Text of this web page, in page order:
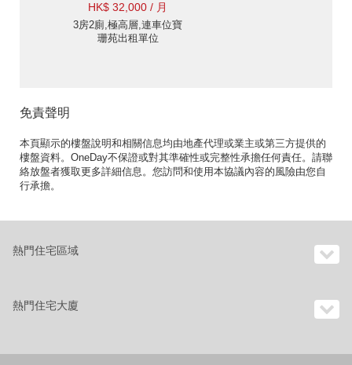
HK$ 32,000 / 月
3房2廁,極高層,連車位寶
珊苑出租單位
免責聲明
本頁顯示的樓盤說明和相關信息均由地產代理或業主或第三方提供的
樓盤資料。OneDay不保證或對其準確性或完整性承擔任何責任。請聯
絡放盤者獲取更多詳細信息。您訪問和使用本協議內容的風險由您自
行承擔。
熱門住宅區域
熱門住宅大廈